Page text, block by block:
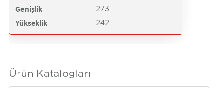
Genişlik 273
Yükseklik 242
Ürün Katalogları